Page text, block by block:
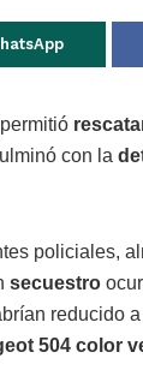
permitió
con la
policiales,
secuestro
reducido
504 color